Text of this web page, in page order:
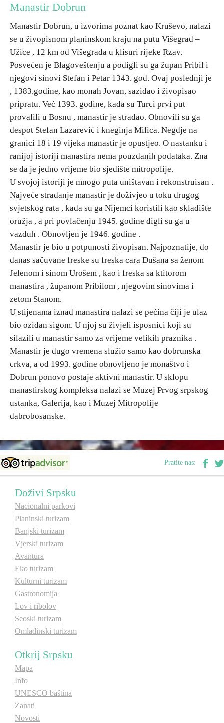
Spisak destinacija
Mapa destinacija
Manifestacije
Smještaj
Multimedija
Foto
Video
E-Brochure
Otkrij Srpsku
Manastir Dobrun
Manastir Dobrun, u izvorima poznat kao Kruševo, nalazi
se u živopisnom planinskom kraju na putu Višegrad –
Užice , 12 km od Višegrada u klisuri rijeke Rzav.
Posvećen je Blagoveštenju a podigli su ga župan Pribil i
njegovi sinovi Stefan i Petar 1343. god. Ovaj poslednji je
, 1383.godine, kao monah Jovan, sazidao i živopisao
pripratu. Već 1393. godine, kada su Turci prvi put
provalili u Bosnu , manastir je stradao. Obnovili su ga
despot Stefan Lazarević i kneginja Milica. Negdje na
granici 18 i 19 vijeka manastir je opustjeo. O nastanku i
ranijoj istoriji manastira nema pouzdanih podataka. Zna
se da je jedno vrijeme bio sjedište mitropolije.
U svojoj istoriji je mnogo puta uništavan i rekonstruisan .
Najveće stradanje manastir je doživjeo u toku drugog
svjetskog rata , kada su ga Nijemci koristili kao skladište
oružja , a pri povlačenju 1945. godine digli su ga u
vazduh . Obnovljen je 1946. godine .
Manastir je bio u potpunosti živopisan. Najpoznatije, do
danas sačuvane freske su freska cara Dušana sa ženom
Jelenom i sinom Urošem , kao i freska sa ktitorom
manastira , županom Pribilom , njegovim sinovima i
zetom Stanom.
U stijenama iznad manastira nalazi se pećina čiji je ulaz
bio ozidan sigom. U njoj su živjeli isposnici koji su
silazili u manastir samo za vrijeme velikih praznika .
Manastir je dugo vremena služio samo kao dobrunska
crkva, a od 1993. godine obnovljeno je monaštvo i
Dobrun ponovo postaje aktivni manastir. U sklopu
manastirskog kompleksa nalazi se Muzej Prvog srpskog
ustanka, Galerija, kao i Muzej Mitropolije
dabrobosanske.
Pratite nas:
Doživi Srpsku
Nacionalni parkovi
Planinski turizam
Banjski turizam
Vjerski turizam
Avantura
Eko turizam
Kulturni turizam
Gastronomija
Lov i ribolov
Seoski turizam
Omladinski turizam
Otkrij Srpsku
Mapa
Info
UNESCO baština
Zanati
Novosti